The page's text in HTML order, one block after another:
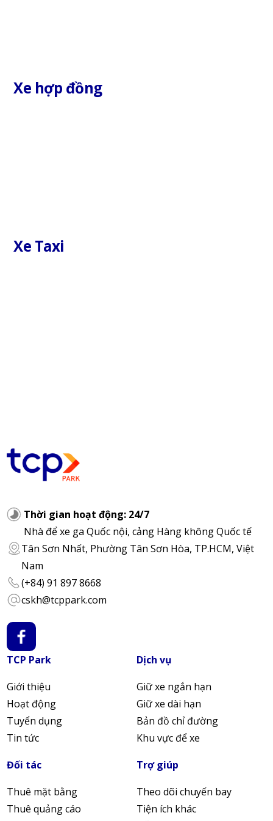
Xe hợp đồng
Xe Taxi
Thời gian hoạt động: 24/7
Nhà để xe ga Quốc nội, cảng Hàng không Quốc tế
Tân Sơn Nhất, Phường Tân Sơn Hòa, TP.HCM, Việt
Nam
(+84) 91 897 8668
cskh@tcppark.com
TCP Park
Giới thiệu
Hoạt động
Tuyển dụng
Tin tức
Dịch vụ
Giữ xe ngắn hạn
Giữ xe dài hạn
Bản đồ chỉ đường
Khu vực để xe
Đối tác
Thuê mặt bằng
Thuê quảng cáo
Trợ giúp
Theo dõi chuyến bay
Tiện ích khác